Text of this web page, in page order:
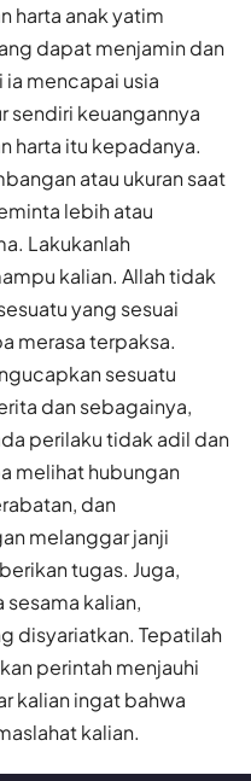
harta anak yatim
dapat menjamin dan
mencapai usia
sendiri keuangannya
harta itu kepadanya.
atau ukuran saat
lebih atau
Lakukanlah
kalian. Allah tidak
yang sesuai
merasa terpaksa.
sesuatu
dan sebagainya,
perilaku tidak adil dan
melihat hubungan
dan
melanggar janji
tugas. Juga,
sesama kalian,
disyariatkan. Tepatilah
perintah menjauhi
kalian ingat bahwa
kalian.